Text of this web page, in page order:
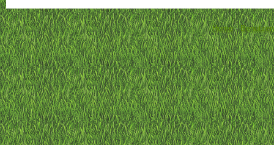
Home-